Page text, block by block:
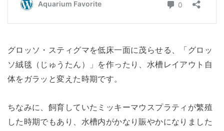
グロッソ・スティグマを低床一面に茂らせる、「グロッ
ソ絨毯（じゅうたん）」を作ったり、水槽レイアウト自
体をガラッと変えた時期です。
ちなみに、飼育していたミッキーマウスプラティが繁殖
した時期でもあり、水槽内がかなり賑やかになりました